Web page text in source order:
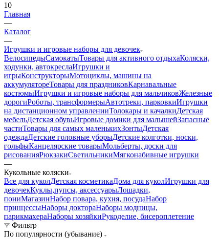
10
Главная
—
Каталог
—
Игрушки и игровые наборы для девочек
ВелосипедыСамокатыТовары для активного отдыхаКоляски,
ходунки, автокреслаИгрушки и
игрыКонструкторыМотоциклы, машины на
аккумулятореТовары для праздниковКарнавальные
костюмыИгрушки и игровые наборы для мальчиковЖелезные
дорогиРоботы, трансформерыАвтотреки, парковкиИгрушки
на дистанционном управленииТолокары и качалкиДетская
мебельДетская обувьИгровые домики для малышейЗапасные
частиТовары для самых маленькихЗонтыДетская
одеждаДетские головные уборыДетские колготки, носки,
гольфыКанцелярские товарыМольберты, доски для
рисованияРюкзакиСветильникиМягконабивные игрушки
—
Кукольные коляски
Все для куколДетская косметикаДома для куколИгрушки для
девочекКуклы,пупсы, аксессуарыЛошадки,
пониМагазинНабор повара, кухня, посудаНабор
принцессыНаборы доктораНаборы модницы,
парикмахераНаборы хозяйкиРукоделие, бисероплетение
Фильтр
По популярности (убывание)